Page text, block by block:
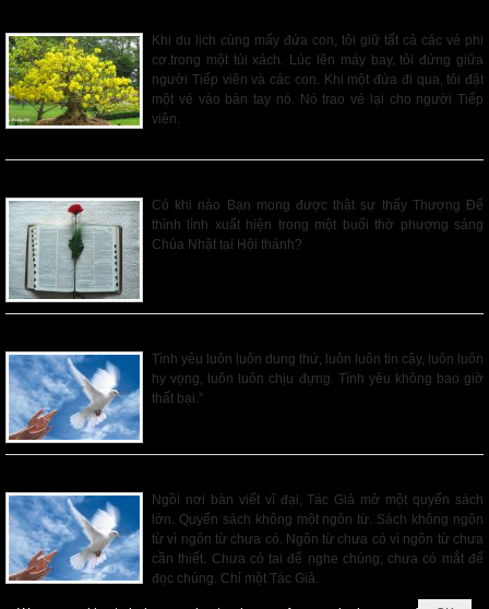
Khi du lịch cùng mấy đứa con, tôi giữ tất cả các vé phi
cơ.trong một túi xách. Lúc lên máy bay, tôi đứng giữa
người Tiếp viên và các con. Khi một đứa đi qua, tôi đặt
một vé vào bàn tay nó. Nó trao vé lại cho người Tiếp
viên.
Có khi nào Bạn mong được thật sự thấy Thượng Đế
thình lình xuất hiện trong một buổi thờ phượng sáng
Chúa Nhật tại Hội thánh?
Tình yêu luôn luôn dung thứ, luôn luôn tin cậy, luôn luôn
hy vọng, luôn luôn chịu đựng. Tình yêu không bao giờ
thất bại.”
Ngồi nơi bàn viết vĩ đại, Tác Giả mở một quyển sách
lớn. Quyển sách không một ngôn từ. Sách không ngôn
từ vì ngôn từ chưa có. Ngôn từ chưa có vì ngôn từ chưa
cần thiết. Chưa có tai để nghe chúng; chưa có mắt để
đọc chúng. Chỉ một Tác Giả.
Read More